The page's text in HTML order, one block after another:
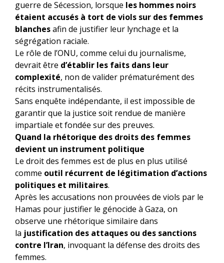
guerre de Sécession, lorsque les hommes noirs
étaient accusés à tort de viols sur des femmes
blanchesafin de justifier leur lynchage et la
ségrégation raciale.
Le rôle de l’ONU, comme celui du journalisme,
devrait être d’établir les faits dans leur
complexité, non de valider prématurément des
récits instrumentalisés.
Sans enquête indépendante, il est impossible de
garantir que la justice soit rendue de manière
impartiale et fondée sur des preuves.
Quand la rhétorique des droits des femmes
devient un instrument politique
Le droit des femmes est de plus en plus utilisé
comme outil récurrent de légitimation d’actions
politiques et militaires.
Après les accusations non prouvées de viols par le
Hamas pour justifier le génocide à Gaza, on
observe une rhétorique similaire dans
la justification des attaques ou des sanctions
contre l’Iran, invoquant la défense des droits des
femmes.